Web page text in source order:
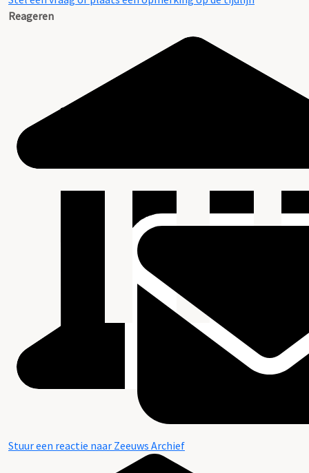
Reageren
Stuur een reactie naar Zeeuws Archief